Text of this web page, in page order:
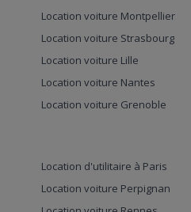
Location voiture Montpellier
Location voiture Strasbourg
Location voiture Lille
Location voiture Nantes
Location voiture Grenoble
Location d'utilitaire à Paris
Location voiture Perpignan